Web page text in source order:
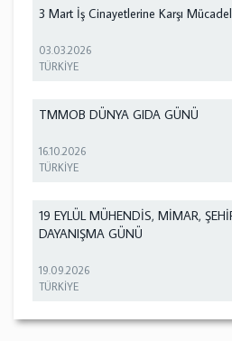
3 Mart İş Cinayetlerine Karşı
03.03.2026
TÜRKİYE
TMMOB DÜNYA GIDA GÜNÜ
16.10.2026
TÜRKİYE
19 EYLÜL MÜHENDİS, MİMAR,
DAYANIŞMA GÜNÜ
19.09.2026
TÜRKİYE